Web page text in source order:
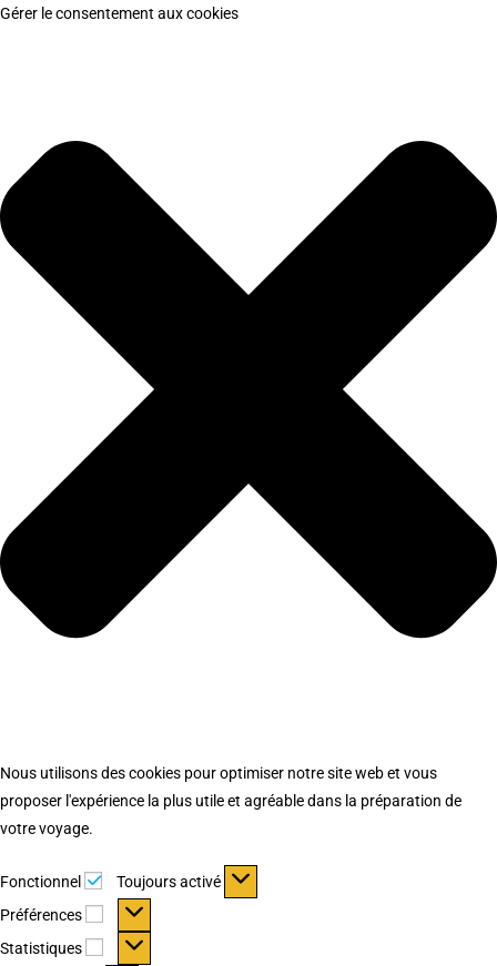
Gérer le consentement aux cookies
Nous utilisons des cookies pour optimiser notre site web et vous
proposer l'expérience la plus utile et agréable dans la préparation de
votre voyage.
Fonctionnel Fonctionnel
Toujours activé
Préférences
Préférences
Statistiques Statistiques